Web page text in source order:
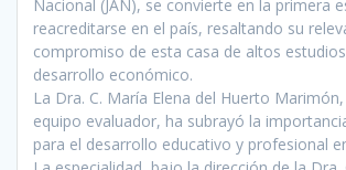
Nacional (JAN), se convierte en la primera
reacreditarse en el país, resaltando su
compromiso de esta casa de altos
desarrollo económico.
La Dra. C. María Elena del Huerto
equipo evaluador, ha subrayó la
para el desarrollo educativo y profesional